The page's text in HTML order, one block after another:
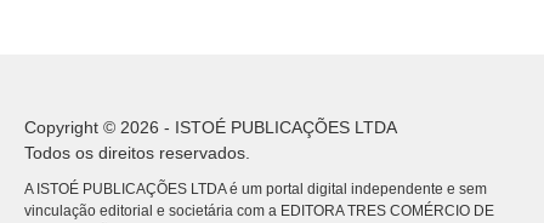
Copyright © 2026 - ISTOÉ PUBLICAÇÕES LTDA
Todos os direitos reservados.
A ISTOÉ PUBLICAÇÕES LTDA é um portal digital independente e sem
vinculação editorial e societária com a EDITORA TRES COMÉRCIO DE